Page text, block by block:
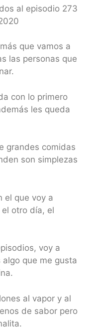
al episodio 273
que vamos a
las personas que
con lo primero
les queda
grandes comidas
son simplezas
el que voy a
otro día, el
voy a
que me gusta
al vapor y al
de sabor pero